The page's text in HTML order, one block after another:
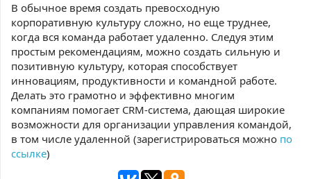
В обычное время создать превосходную
корпоративную культуру сложно, но еще труднее,
когда вся команда работает удаленно. Следуя этим
простым рекомендациям, можно создать сильную и
позитивную культуру, которая способствует
инновациям, продуктивности и командной работе.
Делать это грамотно и эффективно многим
компаниям помогает CRM-система, дающая широкие
возможности для организации управления командой,
в том числе удаленной (зарегистрироваться можно по
ссылке)